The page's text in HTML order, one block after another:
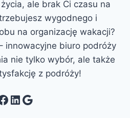
ale brak Ci czasu na
wygodnego i
na organizację wakacji?
innowacyjne biuro podróży
nie tylko wybór, ale także
z podróży!
LinkedIn
Google